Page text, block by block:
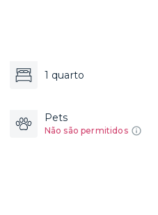
1 quarto
Pets
Não são permitidos